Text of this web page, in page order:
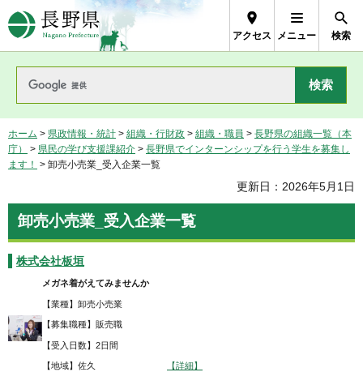
長野県Nagano Prefecture
アクセス メニュー 検索
ホーム > 県政情報・統計 > 組織・行財政 > 組織・職員 > 長野県の組織一覧（本
庁）
> 県民の学び支援課紹介 > 長野県でインターンシップを行う学生を募集し
ます！ > 卸売小売業_受入企業一覧
更新日：2026年5月1日
卸売小売業_受入企業一覧
株式会社板垣
メガネ着がえてみませんか
【業種】卸売小売業
【募集職種】販売職
【受入日数】2日間
【地域】佐久 【詳細】